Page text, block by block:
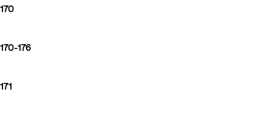
170
170-176
171